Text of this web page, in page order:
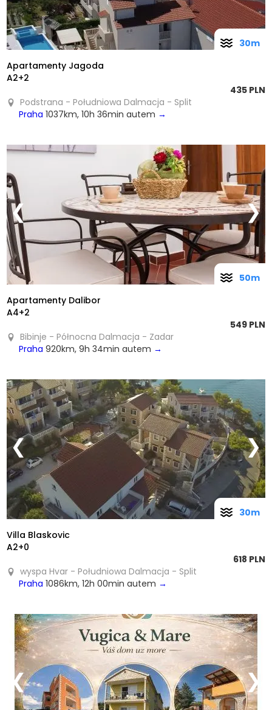
Apartamenty Jagoda
A2+2
435 PLN
Podstrana - Południowa Dalmacja - Split
Praha 1037km, 10h 36min autem →
30m
❮ ❯
Apartamenty Dalibor
A4+2
549 PLN
Bibinje - Północna Dalmacja - Zadar
Praha 920km, 9h 34min autem →
50m
❮ ❯
Villa Blaskovic
A2+0
618 PLN
wyspa Hvar - Południowa Dalmacja - Split
Praha 1086km, 12h 00min autem →
30m
❮ ❯